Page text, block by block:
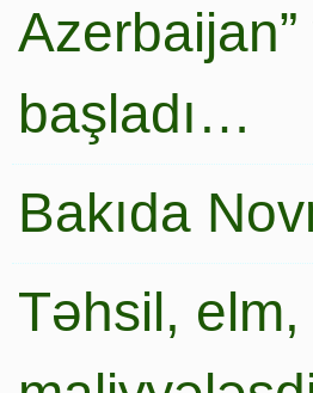
başladı…
Bakıda
Təhsil,